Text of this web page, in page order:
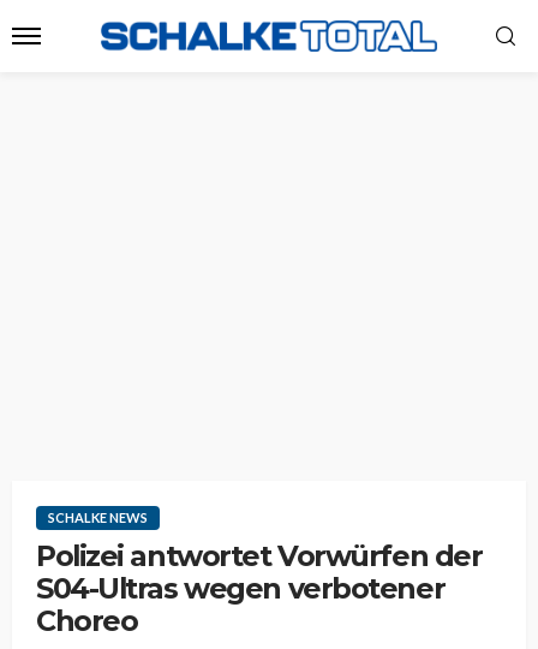
SCHALKE NEWS
Polizei antwortet Vorwürfen der
S04-Ultras wegen verbotener
Choreo